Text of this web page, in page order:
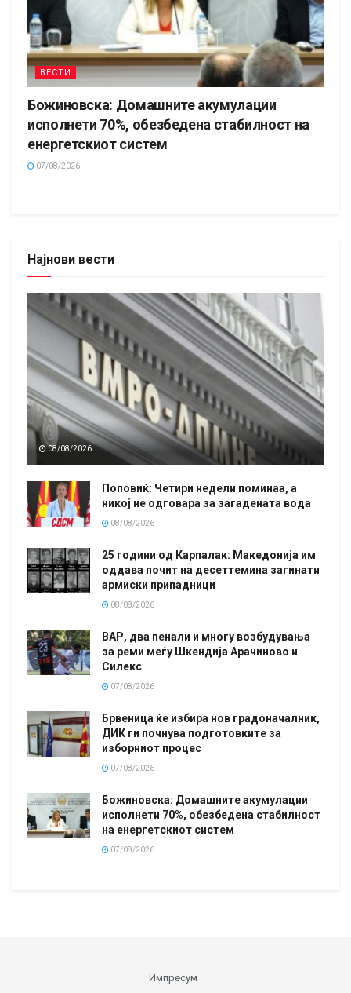
ВЕСТИ
Божиновска: Домашните акумулации
исполнети 70%, обезбедена стабилност на
енергетскиот систем
07/08/2026
Најнови вести
08/08/2026
Поповиќ: Четири недели поминаа, а
никој не одговара за загадената вода
08/08/2026
25 години од Карпалак: Македонија им
оддава почит на десеттемина загинати
армиски припадници
08/08/2026
ВАР, два пенали и многу возбудувања
за реми меѓу Шкендија Арачиново и
Силекс
07/08/2026
Брвеница ќе избира нов градоначалник,
ДИК ги почнува подготовките за
изборниот процес
07/08/2026
Божиновска: Домашните акумулации
исполнети 70%, обезбедена стабилност
на енергетскиот систем
07/08/2026
Импресум